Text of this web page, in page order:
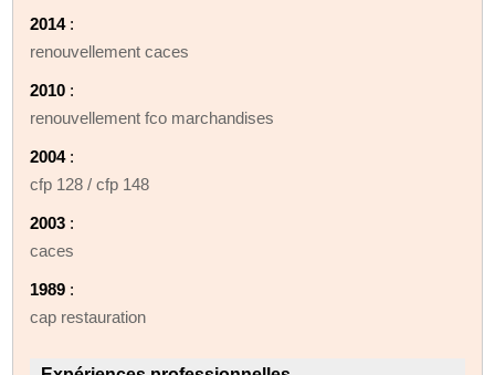
2014:
renouvellement caces
2010 :
renouvellement fco marchandises
2004:
cfp 128 / cfp 148
2003 :
caces
1989 :
cap restauration